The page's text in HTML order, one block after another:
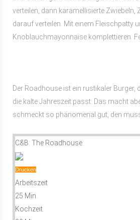
verteilen, dann karamellisierte Zwiebeln,
darauf verteilen. Mit einem Fleischpatty
Knoblauchmayonnaise komplettieren.
Der Roadhouse ist ein rustikaler Burger,
die kalte Jahreszeit passt. Das macht
schmeckt so phänomenal gut, den
C&B: The Roadhouse
Drucken
Arbeitszeit
25 Min.
Kochzeit